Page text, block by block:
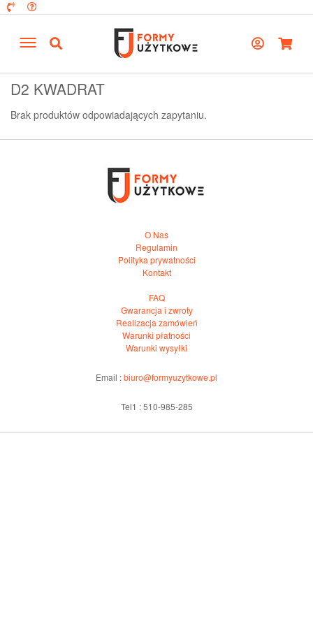
D2 KWADRAT
Brak produktów odpowiadających zapytaniu.
O Nas
Regulamin
Polityka prywatności
Kontakt
FAQ
Gwarancja i zwroty
Realizacja zamówień
Warunki płatności
Warunki wysyłki
Email :biuro@formyuzytkowe.pl
Tel1 : 510-985-285